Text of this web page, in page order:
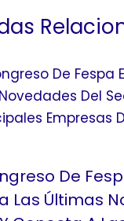
De
Las Últimas